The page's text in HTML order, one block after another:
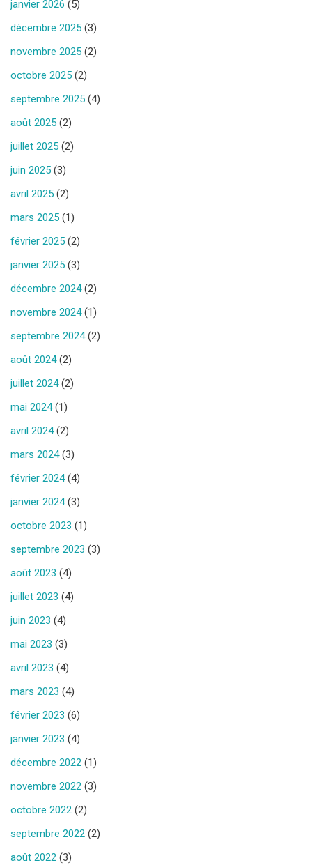
janvier 2026 (5)
décembre 2025 (3)
novembre 2025 (2)
octobre 2025 (2)
septembre 2025 (4)
août 2025 (2)
juillet 2025 (2)
juin 2025 (3)
avril 2025 (2)
mars 2025 (1)
février 2025 (2)
janvier 2025 (3)
décembre 2024(2)
novembre 2024(1)
septembre 2024(2)
août 2024(2)
juillet 2024(2)
mai 2024(1)
avril 2024(2)
mars 2024(3)
février 2024(4)
janvier 2024(3)
octobre 2023 (1)
septembre 2023 (3)
août 2023 (4)
juillet 2023 (4)
juin 2023 (4)
mai 2023 (3)
avril 2023 (4)
mars 2023 (4)
février 2023 (6)
janvier 2023 (4)
décembre 2022 (1)
novembre 2022 (3)
octobre 2022 (2)
septembre 2022 (2)
août 2022 (3)